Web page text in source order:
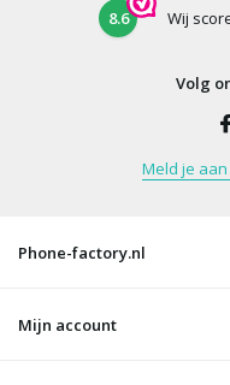
8.6 Wij
Volg
Meld je
Phone-factory.nl
Mijn account